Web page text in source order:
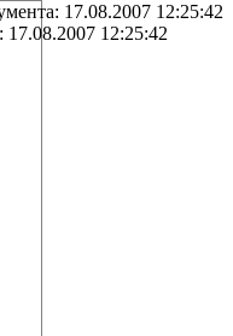
17.08.2007 12:25:42
12:25:42